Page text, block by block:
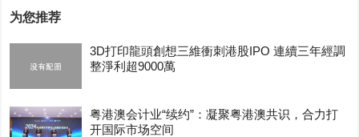
为您推荐
3D打印龍頭創想三維衝刺港股IPO 連續三年經調
整淨利超9000萬
粤港澳会计业“续约”：凝聚粤港澳共识，合力打
开国际市场空间